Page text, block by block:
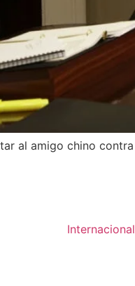
al amigo chino